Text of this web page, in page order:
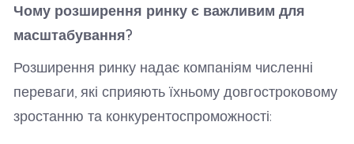
Чому розширення ринку є важливим для
масштабування?
Розширення ринку надає компаніям численні
переваги, які сприяють їхньому довгостроковому
зростанню та конкурентоспроможності: